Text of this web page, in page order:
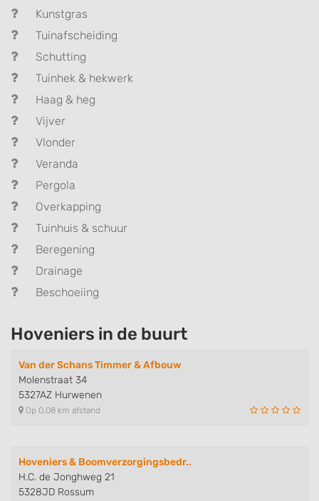
Kunstgras
Tuinafscheiding
Schutting
Tuinhek & hekwerk
Haag & heg
Vijver
Vlonder
Veranda
Pergola
Overkapping
Tuinhuis & schuur
Beregening
Drainage
Beschoeiing
Hoveniers in de buurt
Van der Schans Timmer & Afbouw
Molenstraat 34
5327AZ Hurwenen
Op 0,08 km afstand
Hoveniers & Boomverzorgingsbedr..
H.C. de Jonghweg 21
5328JD Rossum